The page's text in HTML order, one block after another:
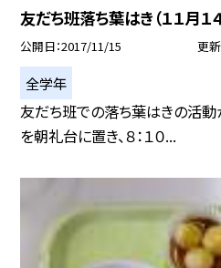
友だち班落ち葉はき（１１月１
公開日 2017/11/15 更
全学年
友だち班での落ち葉はきの活動
を朝礼台に置き、８：１０...